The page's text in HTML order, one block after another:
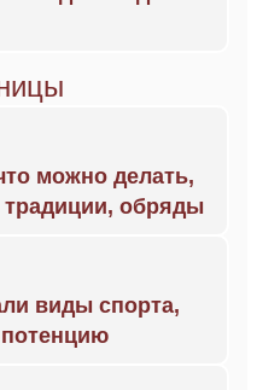
можно делать,
обряды
виды спорта,